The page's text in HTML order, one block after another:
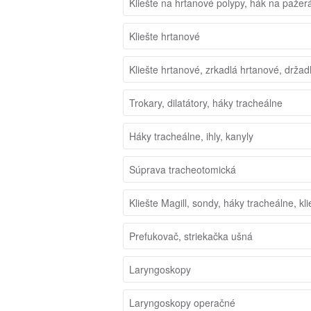
Kliešte hrtanové
Kliešte hrtanové, zrkadlá hrtanové,
Trokary, dilatátory, háky tracheálne
Háky tracheálne, ihly, kanyly
Súprava tracheotomická
Kliešte Magill, sondy, háky tracheálne,
Prefukovač, striekačka ušná
Laryngoskopy
Laryngoskopy operačné